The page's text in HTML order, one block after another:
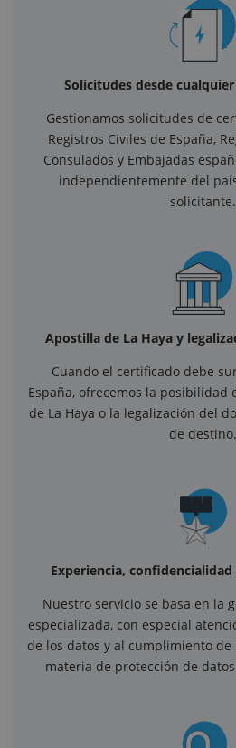
Solicitudes desde
Gestionamos solicitudes de
Registros Civiles de España,
Consulados y Embajadas
independientemente del
solicitante.
Apostilla de La Haya y
Cuando el certificado debe
España, ofrecemos la posibilidad
de La Haya o la legalización del
de destino.
Experiencia,
Nuestro servicio se basa en la
especializada, con especial
de los datos y al cumplimiento
materia de protección de